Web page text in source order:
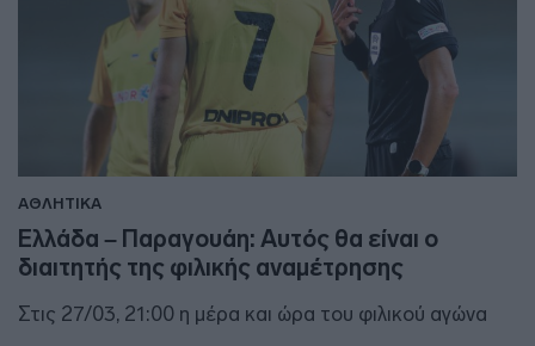
ΑΘΛΗΤΙΚΑ
Ελλάδα – Παραγουάη: Αυτός θα είναι ο
διαιτητής της φιλικής αναμέτρησης
Στις 27/03, 21:00 η μέρα και ώρα του φιλικού αγώνα